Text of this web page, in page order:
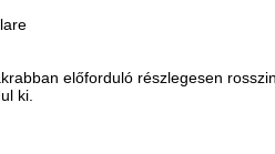
előforduló részlegesen
ki.